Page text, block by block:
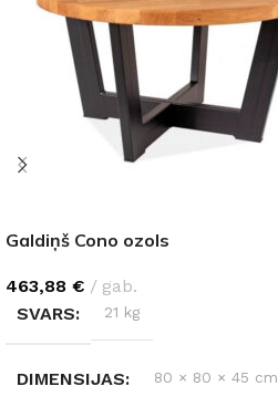
Galdiņš Cono ozols
463,88 €
gab.
SVARS
21 kg
DIMENSIJAS 80 × 80 × 45 cm